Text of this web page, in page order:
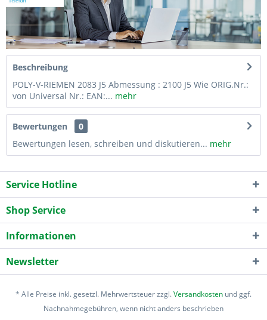
Beschreibung
POLY-V-RIEMEN 2083 J5 Abmessung : 2100 J5 Wie ORIG.Nr.:
von Universal Nr.: EAN:... mehr
Bewertungen
0
Bewertungen lesen, schreiben und diskutieren... mehr
Service Hotline
Shop Service
Informationen
Newsletter
* Alle Preise inkl. gesetzl. Mehrwertsteuer zzgl.Versandkosten und ggf.
Nachnahmegebühren, wenn nicht anders beschrieben